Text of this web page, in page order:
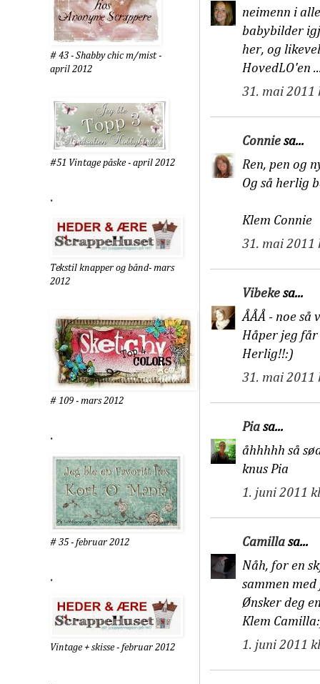
neimenn i
babybilder
her, og
HovedLO'en
31. mai 2011
Connie sa...
Ren, pen og
Og så herlig
Klem Connie
31. mai 2011
Vibeke sa...
ÅÅÅ - noe så
Håper jeg får
Herlig!!:)
31. mai 2011
Pia sa...
åhhhhh så
knus Pia
1. juni 2011
Camilla sa...
Nåh, for en
sammen
Ønsker deg
Klem
1. juni 2011
# 43 - Shabby chic m/mist -
april 2012
#51 Vintage påske - april 2012
.
Tekstil knapper og bånd- mars
2012
# 109 - mars 2012
.
# 35 - februar 2012
.
Vintage + skisse - februar 2012